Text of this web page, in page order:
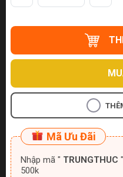
Mã Ưu Đãi
Nhập mã " TRUNGTHUC " Giảm giá 20k cho đơn hàng từ
500k